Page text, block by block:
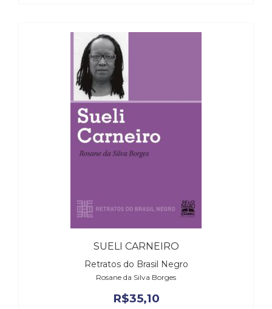
SUELI CARNEIRO
Retratos do Brasil Negro
Rosane da Silva Borges
R$35,10